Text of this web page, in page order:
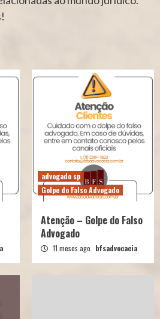
advogado sp
Golpe do Falso Advogado
Atenção – Golpe do Falso
Advogado
11 meses ago bfsadvocacia